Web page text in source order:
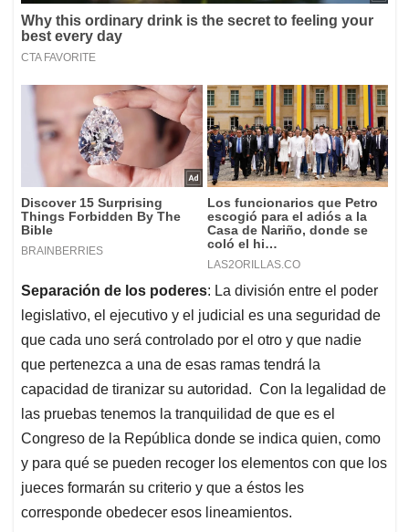
Separación de los poderes: La división entre el poder
legislativo, el ejecutivo y el judicial es una seguridad de
que cada uno será controlado por el otro y que nadie
que pertenezca a una de esas ramas tendrá la
capacidad de tiranizar su autoridad. Con la legalidad de
las pruebas tenemos la tranquilidad de que es el
Congreso de la República donde se indica quien, como
y para qué se pueden recoger los elementos con que los
jueces formarán su criterio y que a éstos les
corresponde obedecer esos lineamientos.